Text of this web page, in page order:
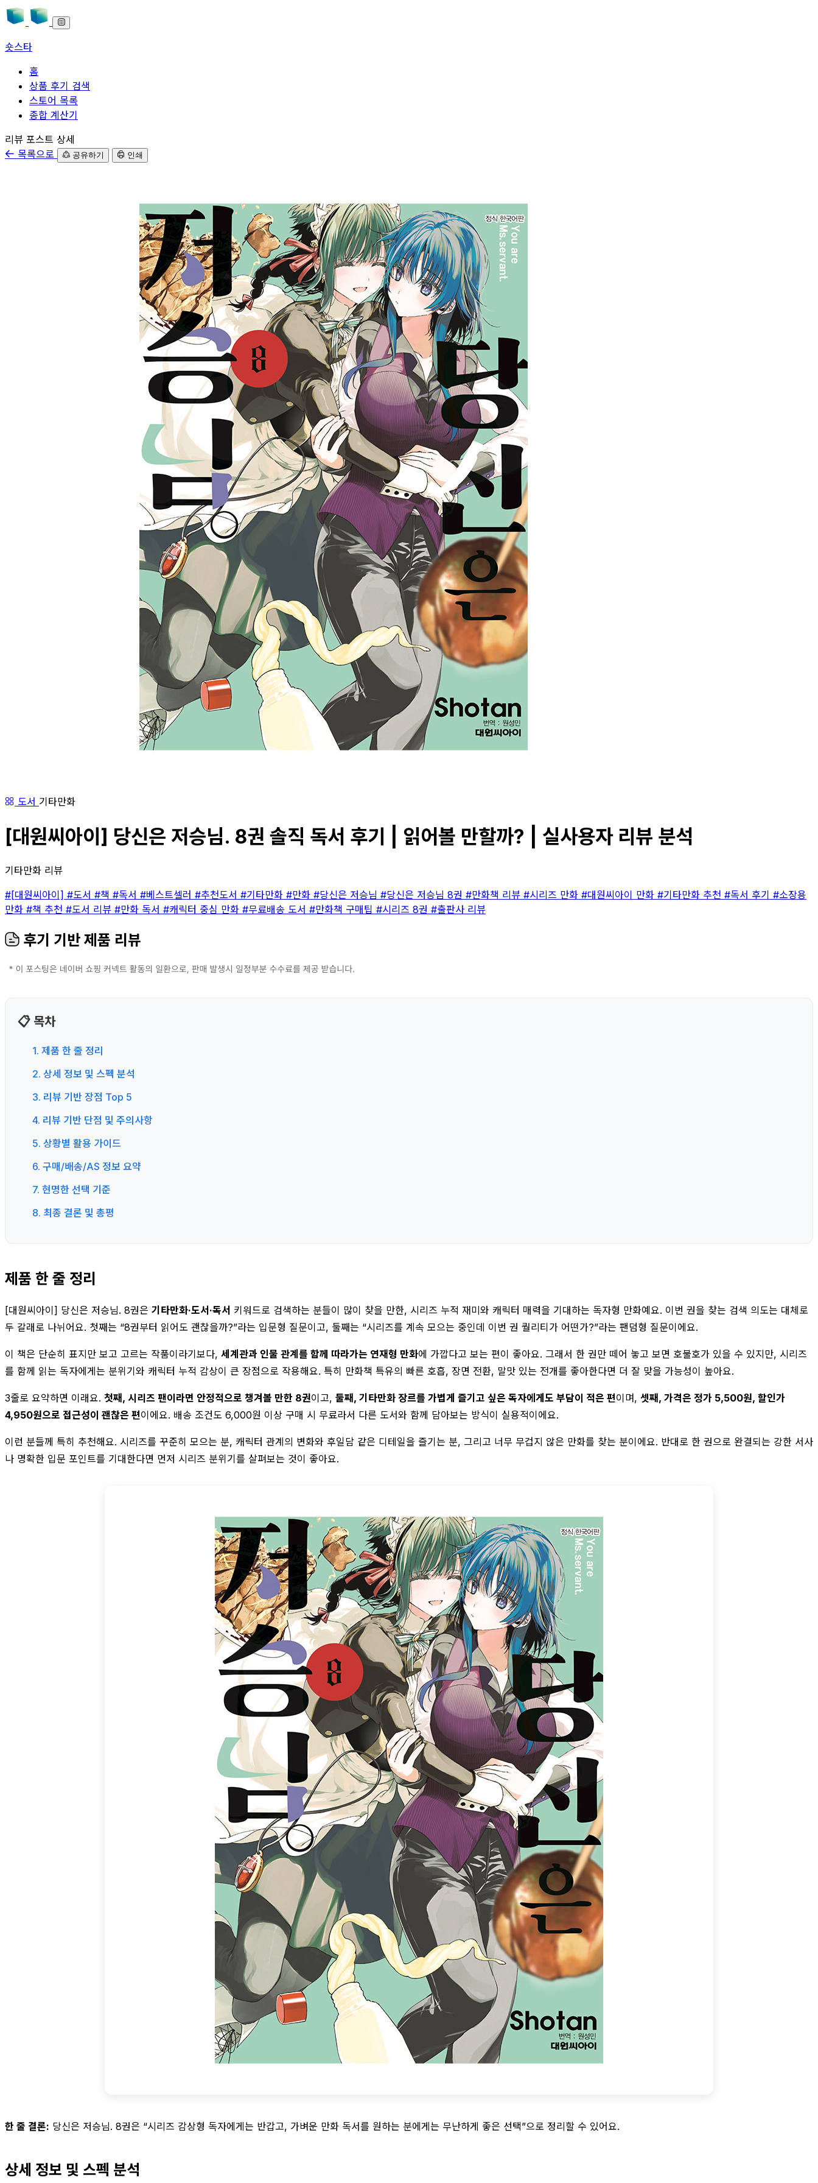
숏스타
홈
상품 후기 검색
스토어 목록
종합 계산기
본문으로 바로가기
리뷰 포스트 상세
목록으로
공유하기 인쇄
도서 기타만화
[대원씨아이] 당신은 저승님. 8권 솔직 독서 후기 | 읽어볼 만할까? | 실사용자 리뷰 분석
기타만화 리뷰
#[대원씨아이] #도서 #책 #독서 #베스트셀러 #추천도서 #기타만화 #만화 #당신은 저승님 #당신은 저승님 8권 #만화책 리뷰 #시리즈 만화 #대원씨아이 만화 #기타만화 추천 #독서 후기 #소장용
만화 #책 추천 #도서 리뷰 #만화 독서 #캐릭터 중심 만화 #무료배송 도서 #만화책 구매팁 #시리즈 8권 #출판사 리뷰
후기 기반 제품 리뷰
📋 목차
1. 제품 한 줄 정리
2. 상세 정보 및 스펙 분석
3. 리뷰 기반 장점 Top 5
4. 리뷰 기반 단점 및 주의사항
5. 상황별 활용 가이드
6. 구매/배송/AS 정보 요약
7. 현명한 선택 기준
8. 최종 결론 및 총평
제품 한 줄 정리
[대원씨아이] 당신은 저승님. 8권은 기타만화·도서·독서 키워드로 검색하는 분들이 많이 찾을 만한, 시리즈 누적 재미와 캐릭터 매력을 기대하는 독자형 만화예요. 이번 권을 찾는 검색 의도는 대체로
두 갈래로 나뉘어요. 첫째는 “8권부터 읽어도 괜찮을까?”라는 입문형 질문이고, 둘째는 “시리즈를 계속 모으는 중인데 이번 권 퀄리티가 어떤가?”라는 팬덤형 질문이에요.
이 책은 단순히 표지만 보고 고르는 작품이라기보다, 세계관과 인물 관계를 함께 따라가는 연재형 만화에 가깝다고 보는 편이 좋아요. 그래서 한 권만 떼어 놓고 보면 호불호가 있을 수 있지만, 시리즈
를 함께 읽는 독자에게는 분위기와 캐릭터 누적 감상이 큰 장점으로 작용해요. 특히 만화책 특유의 빠른 호흡, 장면 전환, 말맛 있는 전개를 좋아한다면 더 잘 맞을 가능성이 높아요.
3줄로 요약하면 이래요. 첫째, 시리즈 팬이라면 안정적으로 챙겨볼 만한 8권이고, 둘째, 기타만화 장르를 가볍게 즐기고 싶은 독자에게도 부담이 적은 편이며, 셋째, 가격은 정가 5,500원, 할인가
4,950원으로 접근성이 괜찮은 편이에요. 배송 조건도 6,000원 이상 구매 시 무료라서 다른 도서와 함께 담아보는 방식이 실용적이에요.
이런 분들께 특히 추천해요. 시리즈를 꾸준히 모으는 분, 캐릭터 관계의 변화와 후일담 같은 디테일을 즐기는 분, 그리고 너무 무겁지 않은 만화를 찾는 분이에요. 반대로 한 권으로 완결되는 강한 서사
나 명확한 입문 포인트를 기대한다면 먼저 시리즈 분위기를 살펴보는 것이 좋아요.
한 줄 결론: 당신은 저승님. 8권은 “시리즈 감상형 독자에게는 반갑고, 가벼운 만화 독서를 원하는 분에게는 무난하게 좋은 선택”으로 정리할 수 있어요.
상세 정보 및 스펙 분석